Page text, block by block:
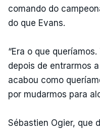
comando do
do que Evans.
“Era o que
depois de entrarmos
acabou como
por mudarmos para
Sébastien Ogier, que